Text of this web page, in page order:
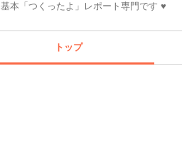
基本「つくったよ」レポート専門です ♥
トップ